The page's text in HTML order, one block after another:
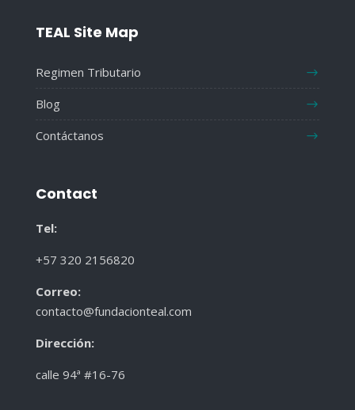
TEAL Site Map
Regimen Tributario
Blog
Contáctanos
Contact
Tel:
+57 320 2156820
Correo:
contacto@fundacionteal.com
Dirección:
calle 94ª #16-76